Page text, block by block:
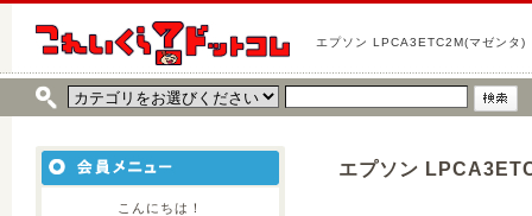
エプソン LPCA3ETC2M(マゼンタ)
こんにちは！
エプソン